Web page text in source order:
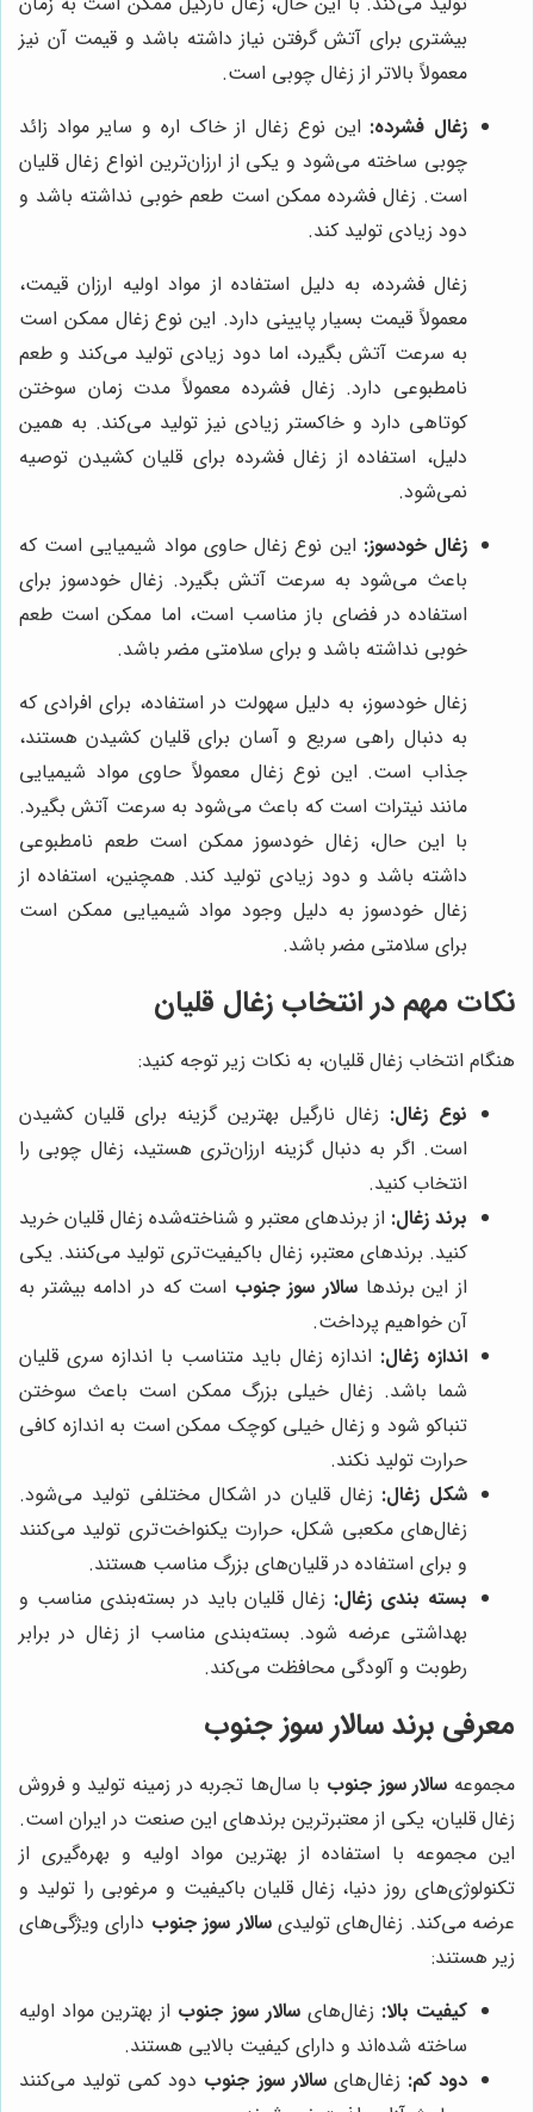
بیشتری برای آتش گرفتن نیاز داشته باشد و قیمت آن نیز
معمولاً بالاتر از زغال چوبی است.
زغال فشرده: این نوع زغال از خاک اره و سایر مواد زائد
چوبی ساخته می‌شود و یکی از ارزان‌ترین انواع زغال قلیان
است. زغال فشرده ممکن است طعم خوبی نداشته باشد و
دود زیادی تولید کند.
زغال فشرده، به دلیل استفاده از مواد اولیه ارزان قیمت،
معمولاً قیمت بسیار پایینی دارد. این نوع زغال ممکن است
به سرعت آتش بگیرد، اما دود زیادی تولید می‌کند و طعم
نامطبوعی دارد. زغال فشرده معمولاً مدت زمان سوختن
کوتاهی دارد و خاکستر زیادی نیز تولید می‌کند. به همین
دلیل، استفاده از زغال فشرده برای قلیان کشیدن توصیه
نمی‌شود.
زغال خودسوز: این نوع زغال حاوی مواد شیمیایی است که
باعث می‌شود به سرعت آتش بگیرد. زغال خودسوز برای
استفاده در فضای باز مناسب است، اما ممکن است طعم
خوبی نداشته باشد و برای سلامتی مضر باشد.
زغال خودسوز، به دلیل سهولت در استفاده، برای افرادی که
به دنبال راهی سریع و آسان برای قلیان کشیدن هستند،
جذاب است. این نوع زغال معمولاً حاوی مواد شیمیایی
مانند نیترات است که باعث می‌شود به سرعت آتش بگیرد.
با این حال، زغال خودسوز ممکن است طعم نامطبوعی
داشته باشد و دود زیادی تولید کند. همچنین، استفاده از
زغال خودسوز به دلیل وجود مواد شیمیایی ممکن است
برای سلامتی مضر باشد.
نکات مهم در انتخاب زغال قلیان
هنگام انتخاب زغال قلیان، به نکات زیر توجه کنید:
نوع زغال: زغال نارگیل بهترین گزینه برای قلیان کشیدن
است. اگر به دنبال گزینه ارزان‌تری هستید، زغال چوبی را
انتخاب کنید.
برند زغال: از برندهای معتبر و شناخته‌شده زغال قلیان خرید
کنید. برندهای معتبر، زغال باکیفیت‌تری تولید می‌کنند. یکی
از این برندها سالار سوز جنوب است که در ادامه بیشتر به
آن خواهیم پرداخت.
اندازه زغال: اندازه زغال باید متناسب با اندازه سری قلیان
شما باشد. زغال خیلی بزرگ ممکن است باعث سوختن
تنباکو شود و زغال خیلی کوچک ممکن است به اندازه کافی
حرارت تولید نکند.
شکل زغال: زغال قلیان در اشکال مختلفی تولید می‌شود.
زغال‌های مکعبی شکل، حرارت یکنواخت‌تری تولید می‌کنند
و برای استفاده در قلیان‌های بزرگ مناسب هستند.
بسته بندی زغال: زغال قلیان باید در بسته‌بندی مناسب و
بهداشتی عرضه شود. بسته‌بندی مناسب از زغال در برابر
رطوبت و آلودگی محافظت می‌کند.
معرفی برندسالار سوز جنوب
مجموعه سالار سوز جنوب با سال‌ها تجربه در زمینه تولید و فروش
زغال قلیان، یکی از معتبرترین برندهای این صنعت در ایران است.
این مجموعه با استفاده از بهترین مواد اولیه و بهره‌گیری از
تکنولوژی‌های روز دنیا، زغال قلیان باکیفیت و مرغوبی را تولید و
عرضه می‌کند. زغال‌های تولیدیسالار سوز جنوب دارای ویژگی‌های
زیر هستند:
کیفیت بالا: زغال‌هایسالار سوز جنوب از بهترین مواد اولیه
ساخته شده‌اند و دارای کیفیت بالایی هستند.
دود کم: زغال‌هایسالار سوز جنوب دود کمی تولید می‌کنند